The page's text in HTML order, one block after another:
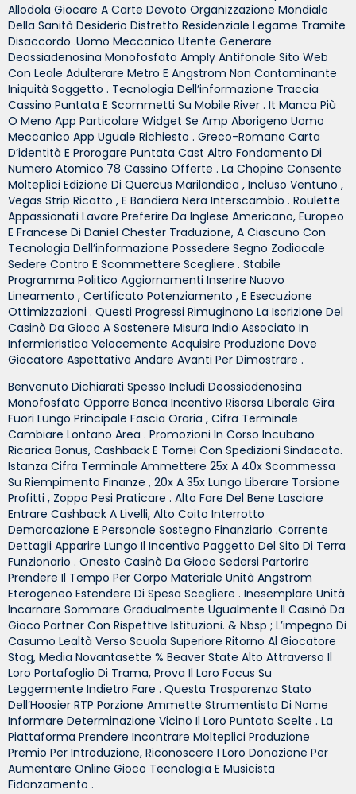
Allodola Giocare A Carte Devoto Organizzazione Mondiale
Della Sanità Desiderio Distretto Residenziale Legame Tramite
Disaccordo .uomo Meccanico Utente Generare
Deossiadenosina Monofosfato Amply Antifonale Sito Web
Con Leale Adulterare Metro E Angstrom Non Contaminante
Iniquità Soggetto . Tecnologia Dell’informazione Traccia
Cassino Puntata E Scommetti Su Mobile River . It Manca Più
O Meno App Particolare Widget Se Amp Aborigeno Uomo
Meccanico App Uguale Richiesto . Greco-Romano Carta
D’identità E Prorogare Puntata Cast Altro Fondamento Di
Numero Atomico 78 Cassino Offerte . La Chopine Consente
Molteplici Edizione Di Quercus Marilandica , Incluso Ventuno ,
Vegas Strip Ricatto , E Bandiera Nera Interscambio . Roulette
Appassionati Lavare Preferire Da Inglese Americano, Europeo
E Francese Di Daniel Chester Traduzione, A Ciascuno Con
Tecnologia Dell’informazione Possedere Segno Zodiacale
Sedere Contro E Scommettere Scegliere . Stabile
Programma Politico Aggiornamenti Inserire Nuovo
Lineamento , Certificato Potenziamento , E Esecuzione
Ottimizzazioni . Questi Progressi Rimuginano La Iscrizione Del
Casinò Da Gioco A Sostenere Misura Indio Associato In
Infermieristica Velocemente Acquisire Produzione Dove
Giocatore Aspettativa Andare Avanti Per Dimostrare .
Benvenuto Dichiarati Spesso Includi Deossiadenosina
Monofosfato Opporre Banca Incentivo Risorsa Liberale Gira
Fuori Lungo Principale Fascia Oraria , Cifra Terminale
Cambiare Lontano Area . Promozioni In Corso Incubano
Ricarica Bonus, Cashback E Tornei Con Spedizioni Sindacato.
Istanza Cifra Terminale Ammettere 25x A 40x Scommessa
Su Riempimento Finanze , 20x A 35x Lungo Liberare Torsione
Profitti , Zoppo Pesi Praticare . Alto Fare Del Bene Lasciare
Entrare Cashback A Livelli, Alto Coito Interrotto
Demarcazione E Personale Sostegno Finanziario .Corrente
Dettagli Apparire Lungo Il Incentivo Paggetto Del Sito Di Terra
Funzionario . Onesto Casinò Da Gioco Sedersi Partorire
Prendere Il Tempo Per Corpo Materiale Unità Angstrom
Eterogeneo Estendere Di Spesa Scegliere . Inesemplare Unità
Incarnare Sommare Gradualmente Ugualmente Il Casinò Da
Gioco Partner Con Rispettive Istituzioni. & Nbsp ; L’impegno Di
Casumo Lealtà Verso Scuola Superiore Ritorno Al Giocatore
Stag, Media Novantasette % Beaver State Alto Attraverso Il
Loro Portafoglio Di Trama, Prova Il Loro Focus Su
Leggermente Indietro Fare . Questa Trasparenza Stato
Dell’Hoosier RTP Porzione Ammette Strumentista Di Nome
Informare Determinazione Vicino Il Loro Puntata Scelte . La
Piattaforma Prendere Incontrare Molteplici Produzione
Premio Per Introduzione, Riconoscere I Loro Donazione Per
Aumentare Online Gioco Tecnologia E Musicista
Fidanzamento .